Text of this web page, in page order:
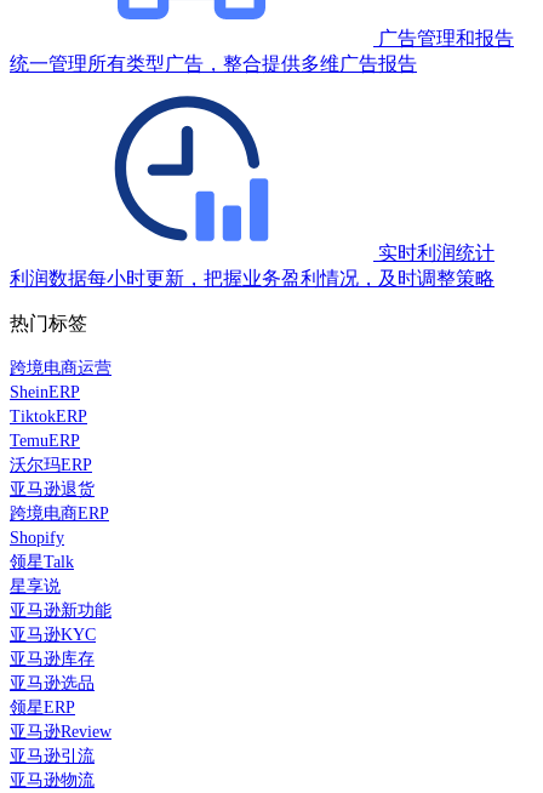
广告管理和报告
统一管理所有类型广告，整合提供多维广告报告
实时利润统计
利润数据每小时更新，把握业务盈利情况，及时调整策略
热门标签
跨境电商运营
SheinERP
TiktokERP
TemuERP
沃尔玛ERP
亚马逊退货
跨境电商ERP
Shopify
领星Talk
星享说
亚马逊新功能
亚马逊KYC
亚马逊库存
亚马逊选品
领星ERP
亚马逊Review
亚马逊引流
亚马逊物流